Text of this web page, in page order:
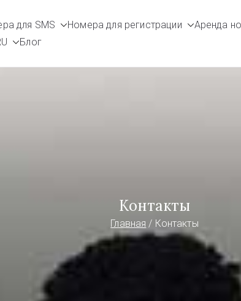
для SMS Номера для регистрации Аренда
Блог
Контакты
Главная Контакты